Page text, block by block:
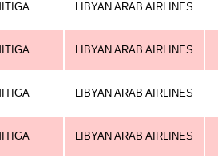
LIBYAN ARAB AIRLINES
LIBYAN ARAB AIRLINES
LIBYAN ARAB AIRLINES
LIBYAN ARAB AIRLINES